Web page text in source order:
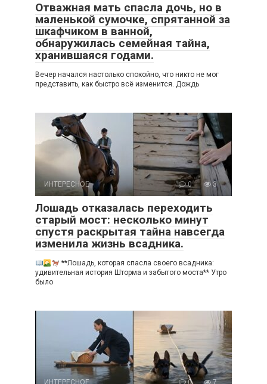
Отважная мать спасла дочь, но в
маленькой сумочке, спрятанной за
шкафчиком в ванной,
обнаружилась семейная тайна,
хранившаяся годами.
Вечер начался настолько спокойно, что никто не мог
представить, как быстро всё изменится. Дождь
ИНТЕРЕСНОЕ 0 3
Лошадь отказалась переходить
старый мост: несколько минут
спустя раскрытая тайна навсегда
изменила жизнь всадника.
**Лошадь, которая спасла своего всадника:
удивительная история Шторма и забытого моста** Утро
было